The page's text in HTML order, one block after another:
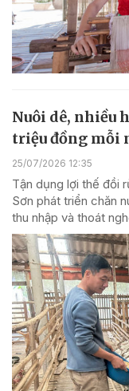
Nuôi dê, nhiều
triệu đồng mỗi
25/07/2026 12:35
Tận dụng lợi thế đồi
Sơn phát triển chăn
thu nhập và thoát